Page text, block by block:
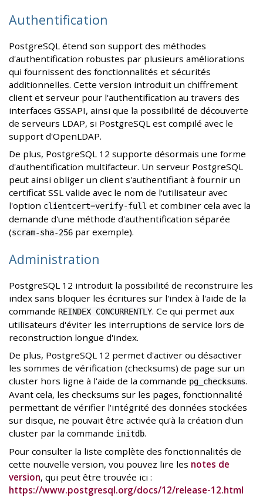
Authentification
PostgreSQL étend son support des méthodes
d'authentification robustes par plusieurs améliorations
qui fournissent des fonctionnalités et sécurités
additionnelles. Cette version introduit un chiffrement
client et serveur pour l'authentification au travers des
interfaces GSSAPI, ainsi que la possibilité de découverte
de serveurs LDAP, si PostgreSQL est compilé avec le
support d'OpenLDAP.
De plus, PostgreSQL 12 supporte désormais une forme
d'authentification multifacteur. Un serveur PostgreSQL
peut ainsi obliger un client s'authentifiant à fournir un
certificat SSL valide avec le nom de l'utilisateur avec
l'option clientcert=verify-full et combiner cela avec la
demande d'une méthode d'authentification séparée
(scram-sha-256 par exemple).
Administration
PostgreSQL 12 introduit la possibilité de reconstruire les
index sans bloquer les écritures sur l'index à l'aide de la
commande REINDEX CONCURRENTLY. Ce qui permet aux
utilisateurs d'éviter les interruptions de service lors de
reconstruction longue d'index.
De plus, PostgreSQL 12 permet d'activer ou désactiver
les sommes de vérification (checksums) de page sur un
cluster hors ligne à l'aide de la commande pg_checksums.
Avant cela, les checksums sur les pages, fonctionnalité
permettant de vérifier l'intégrité des données stockées
sur disque, ne pouvait être activée qu'à la création d'un
cluster par la commande initdb.
Pour consulter la liste complète des fonctionnalités de
cette nouvelle version, vou pouvez lire les notes de
version, qui peut être trouvée ici :
https://www.postgresql.org/docs/12/release-12.html